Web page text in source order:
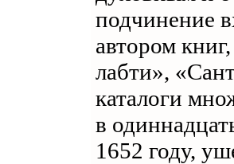
подчинение
автором
лабти»,
каталоги
в
1652 году,